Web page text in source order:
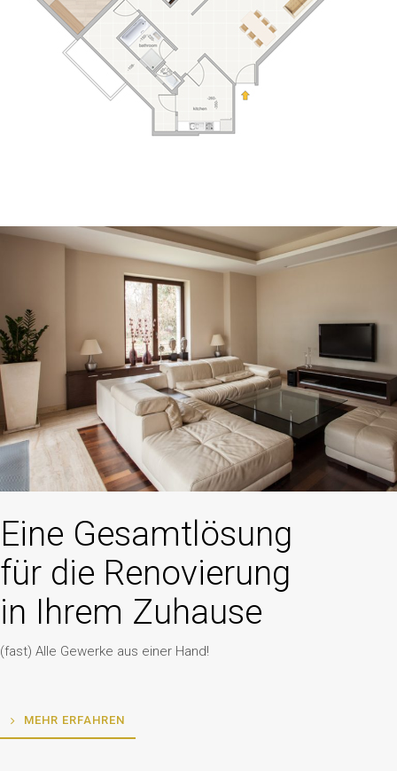
Eine Gesamtlösung
für die Renovierung
in Ihrem Zuhause
(fast) Alle Gewerke aus einer Hand!
MEHR ERFAHREN